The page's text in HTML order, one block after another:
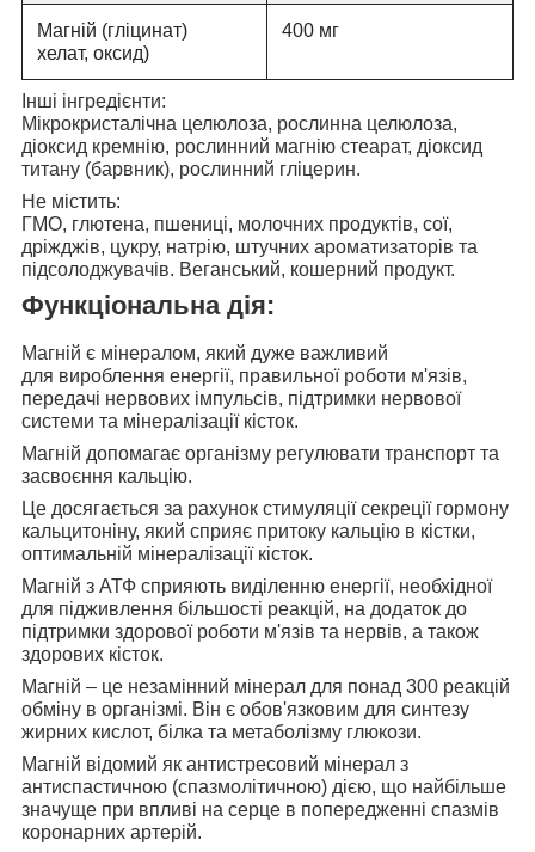
Магній (гліцинат)
хелат, оксид)
400 мг
Інші інгредієнти:
Мікрокристалічна целюлоза, рослинна целюлоза,
діоксид кремнію, рослинний магнію стеарат, діоксид
титану (барвник), рослинний гліцерин.
Не містить:
ГМО, глютена, пшениці, молочних продуктів, сої,
дріжджів, цукру, натрію, штучних ароматизаторів та
підсолоджувачів. Веганський, кошерний продукт.
Функціональна дія:
Магній є мінералом, який дуже важливий
для вироблення енергії, правильної роботи м'язів,
передачі нервових імпульсів, підтримки нервової
системи та мінералізації кісток.
Магній допомагає організму регулювати транспорт та
засвоєння кальцію.
Це досягається за рахунок стимуляції секреції гормону
кальцитоніну, який сприяє притоку кальцію в кістки,
оптимальній мінералізації кісток.
Магній з АТФ сприяють виділенню енергії, необхідної
для підживлення більшості реакцій, на додаток до
підтримки здорової роботи м'язів та нервів, а також
здорових кісток.
Магній – це незамінний мінерал для понад 300 реакцій
обміну в організмі. Він є обов'язковим для синтезу
жирних кислот, білка та метаболізму глюкози.
Магній відомий як антистресовий мінерал з
антиспастичною (спазмолітичною) дією, що найбільше
значуще при впливі на серце в попередженні спазмів
коронарних артерій.